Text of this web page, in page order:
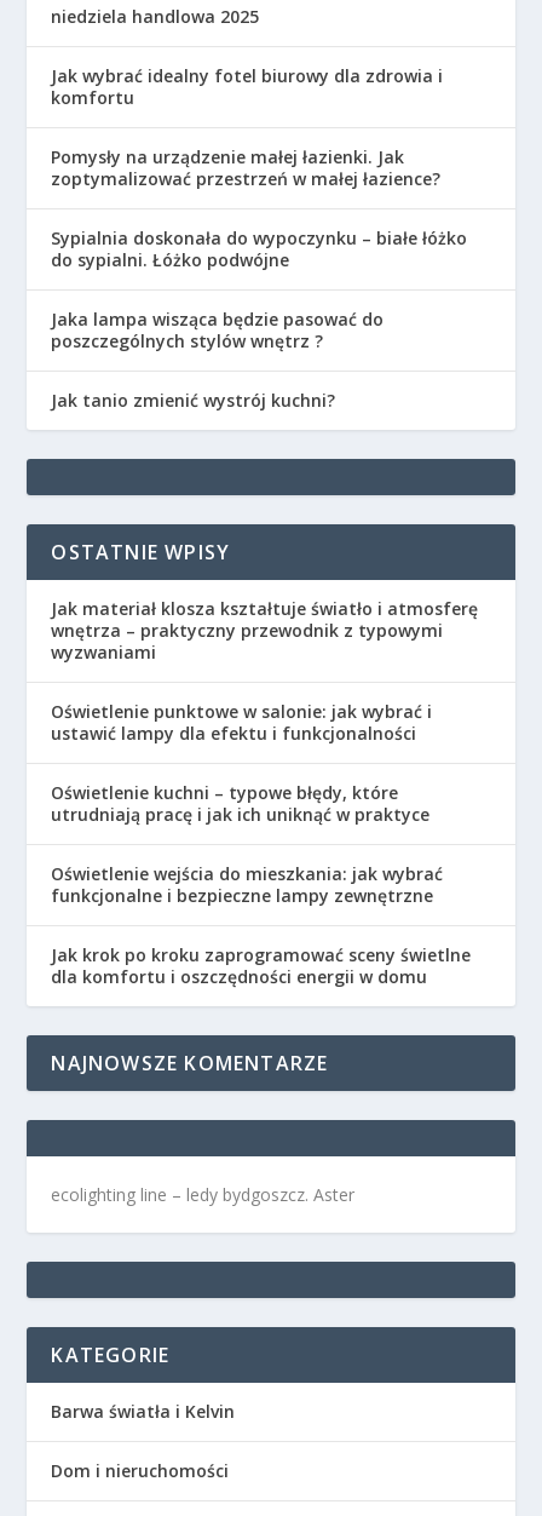
niedziela handlowa 2025
Jak wybrać idealny fotel biurowy dla zdrowia i
komfortu
Pomysły na urządzenie małej łazienki. Jak
zoptymalizować przestrzeń w małej łazience?
Sypialnia doskonała do wypoczynku – białe łóżko
do sypialni. Łóżko podwójne
Jaka lampa wisząca będzie pasować do
poszczególnych stylów wnętrz ?
Jak tanio zmienić wystrój kuchni?
OSTATNIE WPISY
Jak materiał klosza kształtuje światło i atmosferę
wnętrza – praktyczny przewodnik z typowymi
wyzwaniami
Oświetlenie punktowe w salonie: jak wybrać i
ustawić lampy dla efektu i funkcjonalności
Oświetlenie kuchni – typowe błędy, które
utrudniają pracę i jak ich uniknąć w praktyce
Oświetlenie wejścia do mieszkania: jak wybrać
funkcjonalne i bezpieczne lampy zewnętrzne
Jak krok po kroku zaprogramować sceny świetlne
dla komfortu i oszczędności energii w domu
NAJNOWSZE KOMENTARZE
ecolighting line – ledy bydgoszcz. Aster
KATEGORIE
Barwa światła i Kelvin
Dom i nieruchomości